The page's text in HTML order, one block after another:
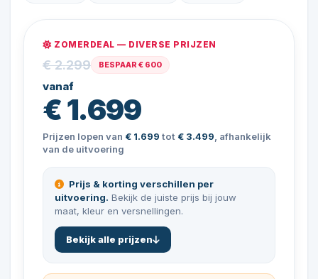
ZOMERDEAL — DIVERSE PRIJZEN
€ 2.299 BESPAAR € 600
vanaf
€ 1.699
Prijzen lopen van € 1.699 tot € 3.499, afhankelijk
van de uitvoering
Prijs & korting verschillen per
uitvoering. Bekijk de juiste prijs bij jouw
maat, kleur en versnellingen.
Bekijk alle prijzen